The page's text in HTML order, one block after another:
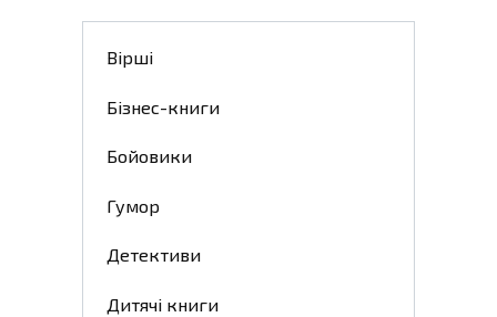
Вірші
Бізнес-книги
Бойовики
Гумор
Детективи
Дитячі книги